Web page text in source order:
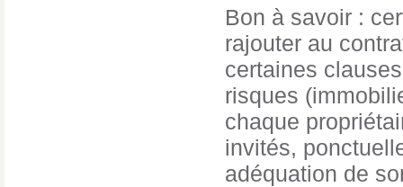
Bon à savoir :
rajouter au
certaines
risques
chaque
invités,
adéquation de